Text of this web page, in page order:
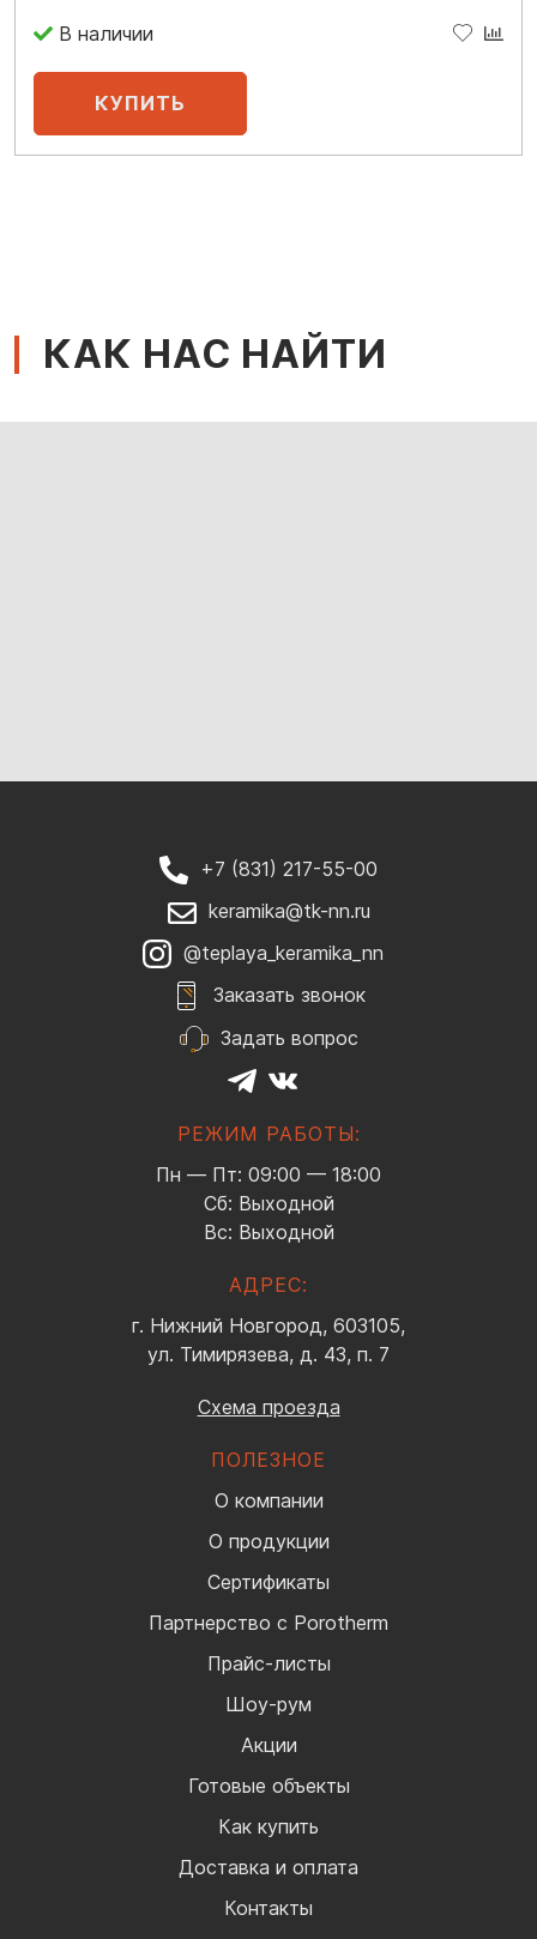
В наличии
КАК НАС НАЙТИ
+7 (831) 217-55-00
keramika@tk-nn.ru
@teplaya_keramika_nn
Заказать звонок
Задать вопрос
РЕЖИМ РАБОТЫ:
Пн — Пт: 09:00 — 18:00
Сб: Выходной
Вс: Выходной
АДРЕС:
г. Нижний Новгород, 603105,
ул. Тимирязева, д. 43, п. 7
Схема проезда
ПОЛЕЗНОЕ
О компании
О продукции
Сертификаты
Партнерство с Porotherm
Прайс-листы
Шоу-рум
Акции
Готовые объекты
Как купить
Доставка и оплата
Контакты